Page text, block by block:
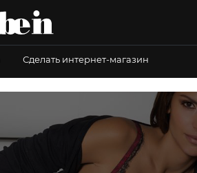
Сделать интернет-магазин